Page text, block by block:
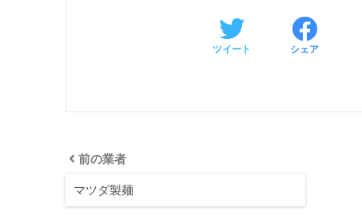
ツイート シェア
前の業者
マツダ製麺